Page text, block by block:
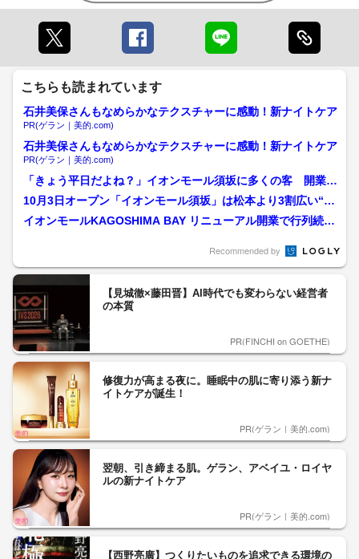
こちらも読まれています
石井美保さんもなめらかなテクスチャーに感動！新ナイトケア
PR(ゲラン｜美的.com)
石井美保さんもなめらかなテクスチャーに感動！新ナイトケア
PR(ゲラン｜美的.com)
「きょう平日だよね？」イオンモール須坂に多くの客 開業し
て1カ月「目標以上の来場...
10月3日オープン「イオンモール須坂」は松本より3割広い“県
内最大級” 約170...
イオンモールKAGOSHIMA BAY リニューアル開業で行列続
Recommended by
【見城徹×藤田晋】AI時代でも変わらない経営者
の本質
PR(FINCHI on GOETHE)
修復力が高まる夜に。睡眠中の肌に寄り添う新ナ
イトケアが誕生！
PR(ゲラン｜美的.com)
翌朝、引き締まる肌。ゲラン、アベイユ・ロイヤ
ルの新ナイトケア
PR(ゲラン｜美的.com)
【西野亮廣】つくりたいものを追求できる環境の